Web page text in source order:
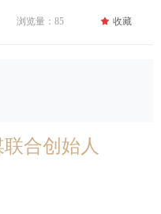
浏览量： 85 끄 收藏
合创始人